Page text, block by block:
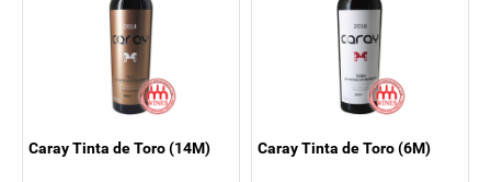
Caray Tinta de Toro (14M) Caray Tinta de Toro (6M)